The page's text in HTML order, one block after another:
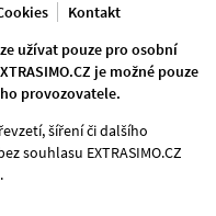
Kontakt
užívat pouze pro osobní
je možné pouze
provozovatele.
šíření či dalšího
souhlasu EXTRASIMO.CZ